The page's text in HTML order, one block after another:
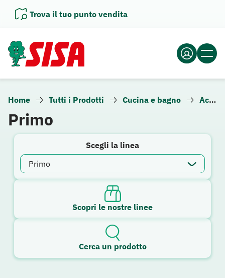
Trova il tuo punto vendita
Home Tutti i Prodotti Cucina e bagno Accessori da lavanderia
Primo
Scegli la linea
Scopri le nostre linee
Cerca un prodotto